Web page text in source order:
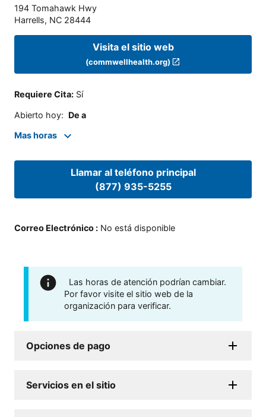
194 Tomahawk Hwy
Harrells, NC 28444
Visita el sitio web
(commwellhealth.org)
Requiere Cita: Sí
Abierto hoy: De a
Mas horas
Llamar al teléfono principal
(877) 935-5255
Correo Electrónico : No está disponible
Las horas de atención podrían cambiar.
Por favor visite el sitio web de la
organización para verificar.
Opciones de pago
Servicios en el sitio